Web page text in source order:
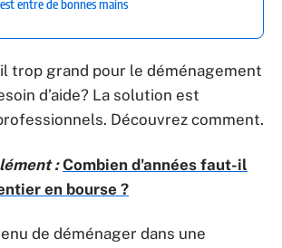
entre de bonnes mains
trop grand pour le déménagement
d’aide? La solution est
Découvrez comment.
: Combien d'années faut-il
en bourse ?
de déménager dans une